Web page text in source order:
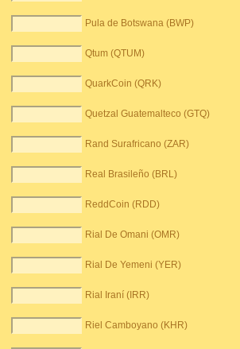
Pula de Botswana (BWP)
Qtum (QTUM)
QuarkCoin (QRK)
Quetzal Guatemalteco (GTQ)
Rand Surafricano (ZAR)
Real Brasileño (BRL)
ReddCoin (RDD)
Rial De Omani (OMR)
Rial De Yemeni (YER)
Rial Iraní (IRR)
Riel Camboyano (KHR)